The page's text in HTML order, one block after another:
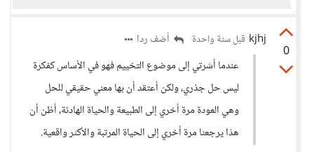
0
kjhj قبل سنة واحدة
أضف ردا
عندما أشرتي إلى موضوع التخييم فهو في الأساس كفكرة
ليس حل جذري، ولكن أعتقد أن بها معني حقيقي للحل
وهي العودة مرة أخري إلى الطبيعة والحياة الهادئة، أظن أن
هذا يرجعنا مرة أخري إلى الحياة المرتبة والأكثر واقعية.